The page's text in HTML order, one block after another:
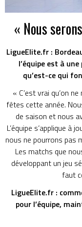
« Nous
LigueElite.fr :
l’équipe est à
qu’est-ce qui
« C’est vrai qu’on
fêtes cette année.
de saison et nous
L’équipe s’applique à
nous ne pourrons pas
Les matchs que
développant un jeu
faut
LigueElite.fr :
pour l’équipe,